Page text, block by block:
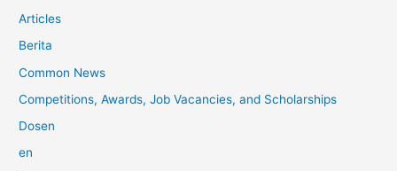
Articles
Berita
Common News
Competitions, Awards, Job Vacancies, and Scholarships
Dosen
en